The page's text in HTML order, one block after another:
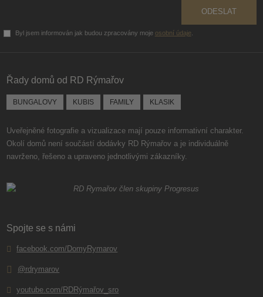
ODESLAT
Byl jsem informován jak budou zpracovány moje osobní údaje
odeslat.
Řady domů od RD Rýmařov
BUNGALOVY KUBIS FAMILY KLASIK
Uveřejněné fotografie a vizualizace mají pouze informativní charakter.
Okolí domů není součástí dodávky RD Rýmařov a je individuálně
navrženo, řešeno a upraveno jednotlivými zákazníky.
Spojte se s námi
facebook.com/DomyRymarov
@rdrymarov
youtube.com/RDRýmařov_sro